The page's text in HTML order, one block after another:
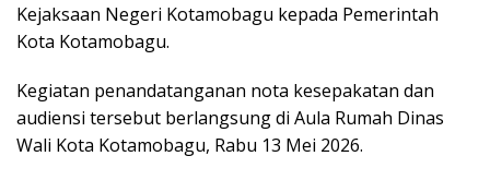
Kejaksaan Negeri Kotamobagu kepada Pemerintah
Kota Kotamobagu.
Kegiatan penandatanganan nota kesepakatan dan
audiensi tersebut berlangsung di Aula Rumah Dinas
Wali Kota Kotamobagu, Rabu 13 Mei 2026.